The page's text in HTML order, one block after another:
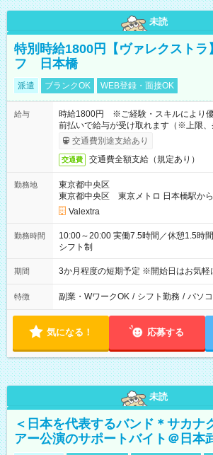
未読
特別時給1800円【ヴァレクストラ
フ 日本橋
派遣 ブランクOK WEB登録・面接OK
給与
時給1800円 ※ご経験・スキルにより
前払いで給与が受け取れます（※上限、
交通費別途支給あり
交通費 交通費全額支給（規定あり）
勤務地
東京都中央区
東京都中央区 東京メトロ 日本橋駅から
Valextra
勤務時間
10:00～20:00 実働7.5時間／休憩1.5時間 営業時間に合わせた
シフト制
期間 3か月程度の短期予定 ※開始日はお気軽
特徴 副業・WワークOK / シフト勤務 / パソ
気になる！ 応募する
未読
＜日本を代表するバンド＊サカナ
アー公演のサポートバイト＠日本